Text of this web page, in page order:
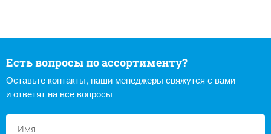
Есть вопросы по ассортименту?
Оставьте контакты, наши менеджеры свяжутся с вами
и ответят на все вопросы